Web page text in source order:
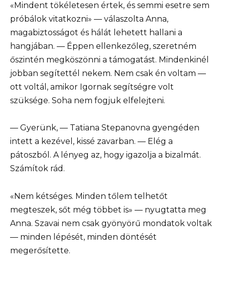
«Mindent tökéletesen értek, és semmi esetre sem
próbálok vitatkozni» — válaszolta Anna,
magabiztosságot és hálát lehetett hallani a
hangjában. — Éppen ellenkezőleg, szeretném
őszintén megköszönni a támogatást. Mindenkinél
jobban segítettél nekem. Nem csak én voltam —
ott voltál, amikor Igornak segítségre volt
szüksége. Soha nem fogjuk elfelejteni.
— Gyerünk, — Tatiana Stepanovna gyengéden
intett a kezével, kissé zavarban. — Elég a
pátoszból. A lényeg az, hogy igazolja a bizalmát.
Számítok rád.
«Nem kétséges. Minden tőlem telhetőt
megteszek, sőt még többet is» — nyugtatta meg
Anna. Szavai nem csak gyönyörű mondatok voltak
— minden lépését, minden döntését
megerősítette.